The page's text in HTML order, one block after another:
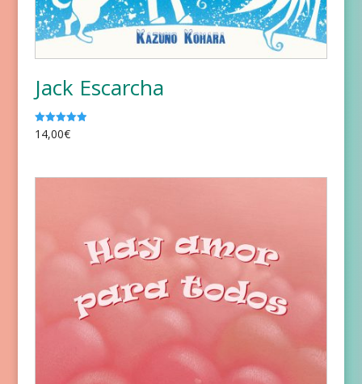
Jack Escarcha
Valorado
con
14,00€